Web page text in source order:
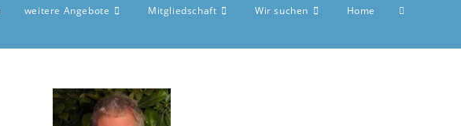
weitere Angebote Mitgliedschaft Wir suchen Home